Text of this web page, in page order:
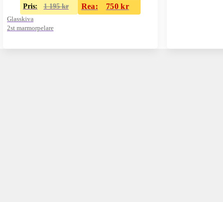
Pris: 1 195kr Rea: 750kr
Glasskiva
2st marmorpelare